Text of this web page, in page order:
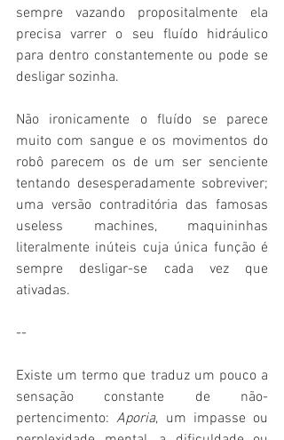
sempre vazando propositalmente ela
precisa varrer o seu fluído hidráulico
para dentro constantemente ou pode se
desligar sozinha.
Não ironicamente o fluído se parece
muito com sangue e os movimentos do
robô parecem os de um ser senciente
tentando desesperadamente sobreviver;
uma versão contraditória das famosas
useless machines, maquininhas
literalmente inúteis cuja única função é
sempre desligar-se cada vez que
ativadas.
--
Existe um termo que traduz um pouco a
sensação constante de não-
pertencimento: Aporia, um impasse ou